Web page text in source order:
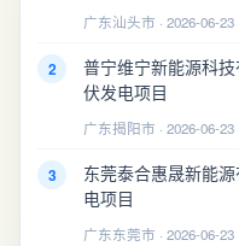
广东汕头市 · 2026-06-23
2
普宁维宁新能源科
伏发电项目
广东揭阳市 · 2026-06-23
3
东莞泰合惠晟新能
电项目
广东东莞市 · 2026-06-23